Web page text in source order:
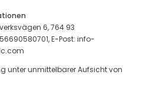
6, 764 93
E-Post: info-
unter unmittelbarer Aufsicht von